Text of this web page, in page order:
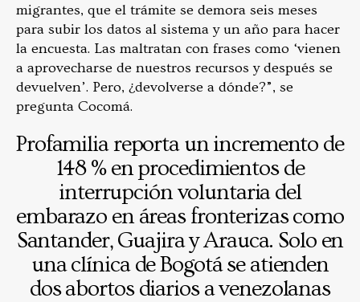
migrantes, que el trámite se demora seis meses
para subir los datos al sistema y un año para hacer
la encuesta. Las maltratan con frases como ‘vienen
a aprovecharse de nuestros recursos y después se
devuelven’. Pero, ¿devolverse a dónde?”, se
pregunta Cocomá.
Profamilia reporta un incremento de
148 % en procedimientos de
interrupción voluntaria del
embarazo en áreas fronterizas como
Santander, Guajira y Arauca. Solo en
una clínica de Bogotá se atienden
dos abortos diarios a venezolanas